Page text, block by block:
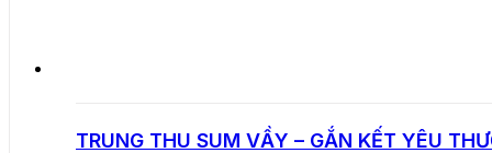
TRUNG THU SUM VẦY – GẮN KẾT YÊU